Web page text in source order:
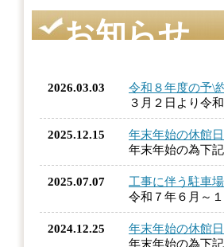
お知らせ
2026.03.03
令和８年度の予\
３月２日より令
2025.12.15
年末年始の休館
年末年始の為下
2025.07.07
工事に伴う駐車
令和７年６月～
2024.12.25
年末年始の休館
年末年始の為下